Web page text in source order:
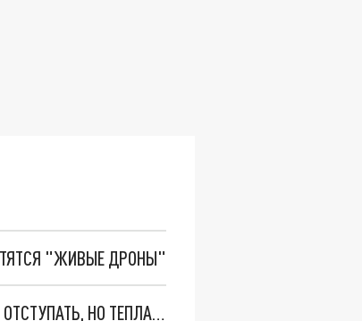
"ЖИВЫЕ ДРОНЫ"
ПОГОДА В РОСТОВЕ-НА-ДОНУ НА 20 МАРТА 2022 ГОДА: ЗИМА НАЧИНАЕТ ОТСТУПАТЬ, НО ТЕПЛА НЕ БУДЕТ